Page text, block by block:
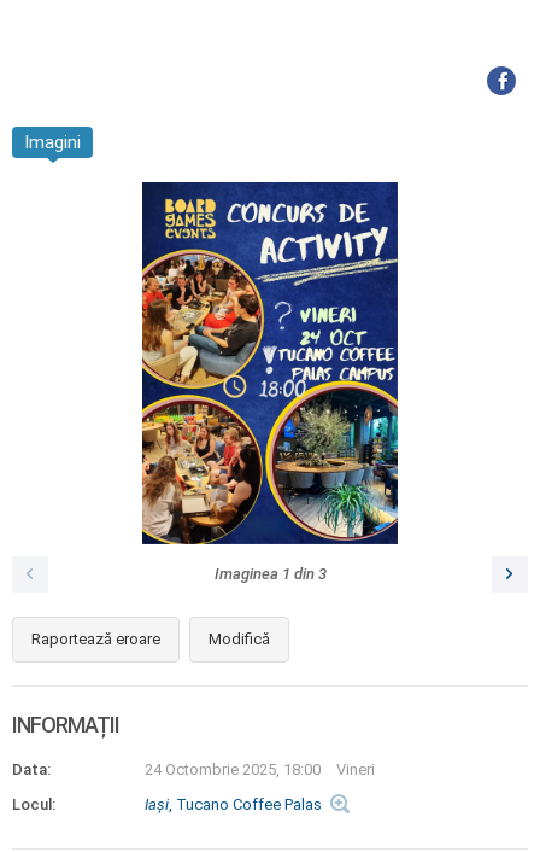
Imagini
Imaginea 1 din 3
Raportează eroare Modifică
INFORMAȚII
Data: 24 Octombrie 2025, 18:00
Vineri
Locul:
Iaşi, Tucano Coffee Palas